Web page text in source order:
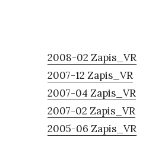
2008-02 Zapis_VR
2007-12 Zapis_VR
2007-04 Zapis_VR
2007-02 Zapis_VR
2005-06 Zapis_VR